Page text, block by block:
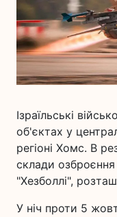
Ізраїльські
об'єктах у
регіоні Хомс. В
склади
"Хезболлі",
У ніч проти 5